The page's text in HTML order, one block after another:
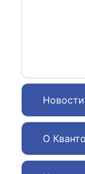
Новости
О